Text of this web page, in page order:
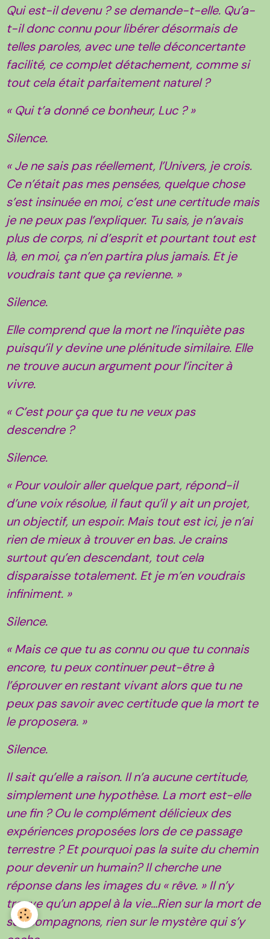
Qui est-il devenu ? se demande-t-elle. Qu’a-
t-il donc connu pour libérer désormais de
telles paroles, avec une telle déconcertante
facilité, ce complet détachement, comme si
tout cela était parfaitement naturel ?
« Qui t’a donné ce bonheur, Luc ? »
Silence.
« Je ne sais pas réellement, l’Univers, je crois.
Ce n’était pas mes pensées, quelque chose
s’est insinuée en moi, c’est une certitude mais
je ne peux pas l’expliquer. Tu sais, je n’avais
plus de corps, ni d’esprit et pourtant tout est
là, en moi, ça n’en partira plus jamais. Et je
voudrais tant que ça revienne. »
Silence.
Elle comprend que la mort ne l’inquiète pas
puisqu’il y devine une plénitude similaire. Elle
ne trouve aucun argument pour l’inciter à
vivre.
« C’est pour ça que tu ne veux pas
descendre ?
Silence.
« Pour vouloir aller quelque part, répond-il
d’une voix résolue, il faut qu’il y ait un projet,
un objectif, un espoir. Mais tout est ici, je n’ai
rien de mieux à trouver en bas. Je crains
surtout qu’en descendant, tout cela
disparaisse totalement. Et je m’en voudrais
infiniment. »
Silence.
« Mais ce que tu as connu ou que tu connais
encore, tu peux continuer peut-être à
l’éprouver en restant vivant alors que tu ne
peux pas savoir avec certitude que la mort te
le proposera. »
Silence.
Il sait qu’elle a raison. Il n’a aucune certitude,
simplement une hypothèse. La mort est-elle
une fin ? Ou le complément délicieux des
expériences proposées lors de ce passage
terrestre ? Et pourquoi pas la suite du chemin
pour devenir un humain? Il cherche une
réponse dans les images du « rêve. » Il n’y
trouve qu’un appel à la vie…Rien sur la mort de
ses compagnons, rien sur le mystère qui s’y